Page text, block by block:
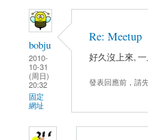
bobju
2010-
10-31
(周日)
20:32
固定
網址
Re: Meetup
好久沒上來,
發表回應前，請